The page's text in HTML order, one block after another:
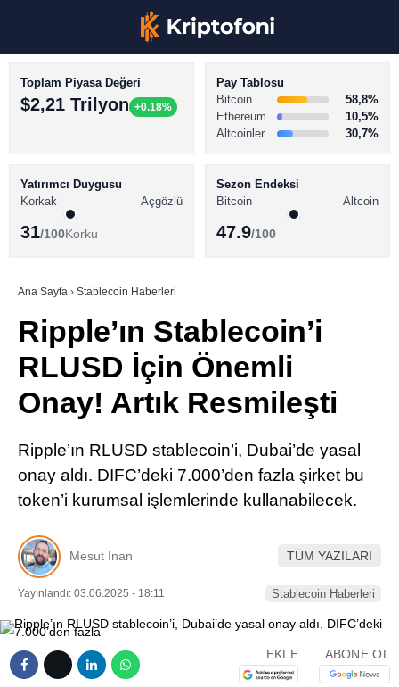
Youtube
TikTok
Pinterest
LinkedIn
BİTCOİN HABERLERİ
ALTCOİN HABERLERİ
SÖZLÜK
Toplam Piyasa Değeri
$2,21 Trilyon +0.18%
Pay Tablosu
Bitcoin
58,8%
Ethereum
10,5%
Altcoinler
30,7%
Yatırımcı Duygusu
Korkak
Açgözlü
31/100Korku
Sezon Endeksi
Bitcoin
Altcoin
47.9/100
Ana Sayfa › Stablecoin Haberleri
Ripple’ın Stablecoin’i
RLUSD İçin Önemli
Onay! Artık Resmileşti
Ripple’ın RLUSD stablecoin’i, Dubai’de yasal
onay aldı. DIFC’deki 7.000’den fazla şirket bu
token’i kurumsal işlemlerinde kullanabilecek.
Mesut İnan TÜM YAZILARI
Yayınlandı: 03.06.2025 - 18:11 Stablecoin Haberleri
EKLE ABONE OL